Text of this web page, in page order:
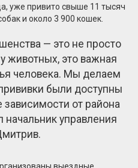
уже привито свыше 11 тысяч
и около 3 900 кошек.
— это не просто
животных, это важная
человека. Мы делаем
были доступны
от района
начальник управления